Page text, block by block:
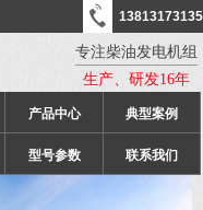
13813173135
专注柴油发电机组
生产、研发16年
产品中心 典型案例
型号参数 联系我们